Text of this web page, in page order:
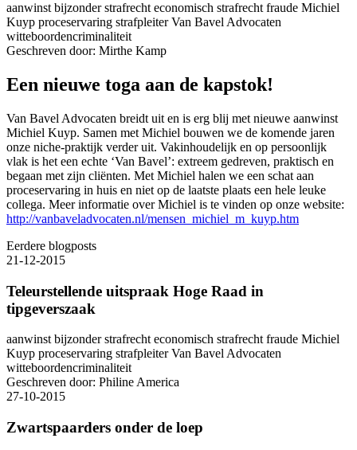
aanwinst bijzonder strafrecht economisch strafrecht fraude Michiel
Kuyp proceservaring strafpleiter Van Bavel Advocaten
witteboordencriminaliteit
Geschreven door: Mirthe Kamp
Een nieuwe toga aan de kapstok!
Van Bavel Advocaten breidt uit en is erg blij met nieuwe aanwinst
Michiel Kuyp. Samen met Michiel bouwen we de komende jaren
onze niche-praktijk verder uit. Vakinhoudelijk en op persoonlijk
vlak is het een echte ‘Van Bavel’: extreem gedreven, praktisch en
begaan met zijn cliënten. Met Michiel halen we een schat aan
proceservaring in huis en niet op de laatste plaats een hele leuke
collega. Meer informatie over Michiel is te vinden op onze website:
http://vanbaveladvocaten.nl/mensen_michiel_m_kuyp.htm
Eerdere blogposts
21-12-2015
Teleurstellende uitspraak Hoge Raad in
tipgeverszaak
aanwinst bijzonder strafrecht economisch strafrecht fraude Michiel
Kuyp proceservaring strafpleiter Van Bavel Advocaten
witteboordencriminaliteit
Geschreven door: Philine America
27-10-2015
Zwartspaarders onder de loep